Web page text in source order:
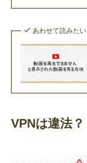
あわせて読みたい
VPNは違法？